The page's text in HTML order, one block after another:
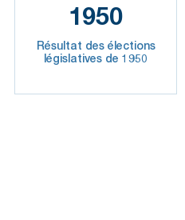
1950
Résultat des élections
législatives de 1950